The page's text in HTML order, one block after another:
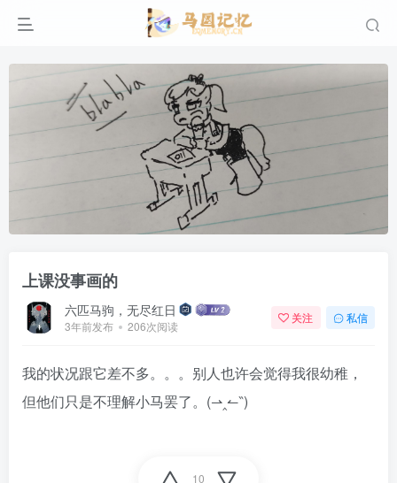
上课没事画的
六匹马驹，无尽红日
3年前发布 206次阅读
关注 私信
我的状况跟它差不多。。。别人也许会觉得我很幼稚，
但他们只是不理解小马罢了。(⇀‸↼‶)
10